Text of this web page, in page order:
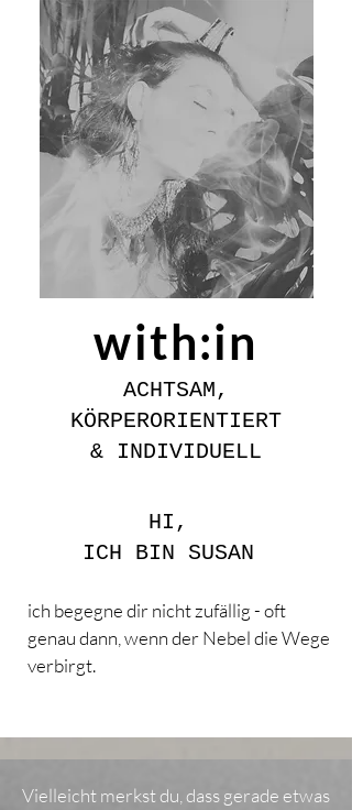
with:in
ACHTSAM,
KÖRPERORIENTIERT
& INDIVIDUELL
HI,
ICH BIN SUSAN
ich begegne dir nicht zufällig - oft
genau dann, wenn der Nebel die Wege
verbirgt.
Vielleicht merkst du, dass gerade etwas